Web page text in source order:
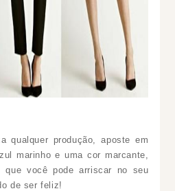
qualquer produção, aposte em
marinho e uma cor marcante,
você pode arriscar no seu
de ser feliz!